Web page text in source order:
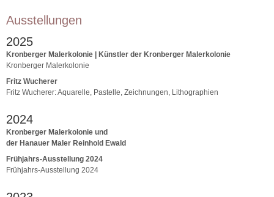
Ausstellungen
2025
Kronberger Malerkolonie | Künstler der Kronberger Malerkolonie
Kronberger Malerkolonie
Fritz Wucherer
Fritz Wucherer: Aquarelle, Pastelle, Zeichnungen, Lithographien
2024
Kronberger Malerkolonie und
der Hanauer Maler Reinhold Ewald
Frühjahrs-Ausstellung 2024
Frühjahrs-Ausstellung 2024